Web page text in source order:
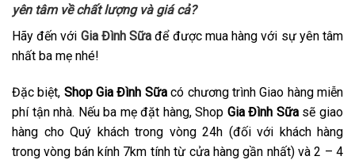
yên tâm về chất lượng và giá cả?
Hãy đến với Gia Đình Sữa để được mua hàng với sự yên tâm
nhất ba mẹ nhé!
Đặc biệt, Shop Gia Đình Sữacó chương trình Giao hàng miễn
phí tận nhà. Nếu ba mẹ đặt hàng, Shop Gia Đình Sữasẽ giao
hàng cho Quý khách trong vòng 24h (đối với khách hàng
trong vòng bán kính 7km tính từ cửa hàng gần nhất) và 2 – 4